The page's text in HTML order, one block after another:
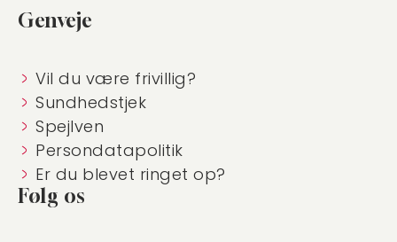
Genveje
Vil du være frivillig?
Sundhedstjek
Spejlven
Persondatapolitik
Er du blevet ringet op?
Følg os